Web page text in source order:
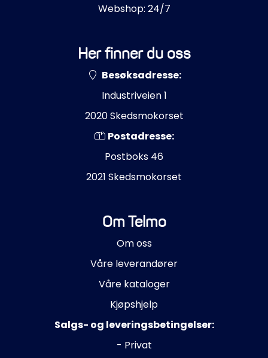
Webshop: 24/7
Her finner du oss
Besøksadresse:
Industriveien 1
2020 Skedsmokorset
Postadresse:
Postboks 46
2021 Skedsmokorset
Om Telmo
Om oss
Våre leverandører
Våre kataloger
Kjøpshjelp
Salgs- og leveringsbetingelser:
- Privat